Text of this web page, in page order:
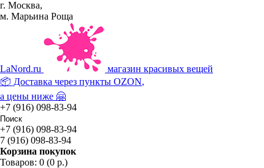
г. Москва,
м. Марьина Роща
LaNord.ru
магазин красивых вещей
📦 Доставка через пункты OZON,
а цены ниже 🤗
+7 (916) 098-83-94
+7 (916) 098-83-94
7 (916) 098-83-94
Корзина покупок
Товаров: 0 (0 р.)